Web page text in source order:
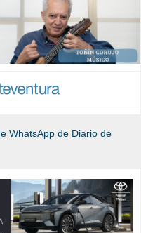
WhatsApp de Diario de